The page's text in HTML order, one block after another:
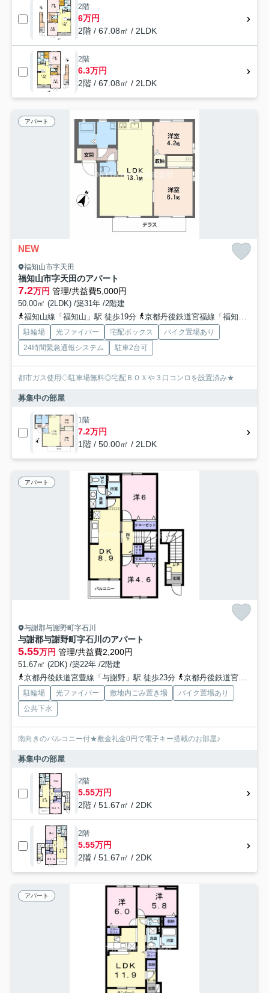
2階
6万円
2階 / 67.08㎡ / 2LDK
2階
6.3万円
2階 / 67.08㎡ / 2LDK
アパート
NEW
福知山市字天田
福知山市字天田のアパート
7.2万円 管理/共益費5,000円
50.00㎡ (2LDK) /築31年 /2階建
福知山線「福知山」駅 徒歩19分
京都丹後鉄道宮福線「福知山市民病院口」駅 徒歩39分
駐輪場 光ファイバー 宅配ボックス
バイク置場あり
24時間緊急通報システム
駐車2台可
都市ガス使用◇駐車場無料◎宅配ＢＯＸや３口コンロを設置済み★
募集中の部屋
1階
7.2万円
1階 / 50.00㎡ / 2LDK
アパート
与謝郡与謝野町字石川
与謝郡与謝野町字石川のアパート
5.55万円 管理/共益費2,200円
51.67㎡ (2DK) /築22年 /2階建
京都丹後鉄道宮豊線「与謝野」駅 徒歩23分
京都丹後鉄道宮豊線「岩滝口」駅 徒歩52分
駐輪場 光ファイバー 敷地内ごみ置き場
バイク置場あり
公共下水
南向きのバルコニー付★敷金礼金0円で電子キー搭載のお部屋♪
募集中の部屋
2階
5.55万円
2階 / 51.67㎡ / 2DK
2階
5.55万円
2階 / 51.67㎡ / 2DK
アパート